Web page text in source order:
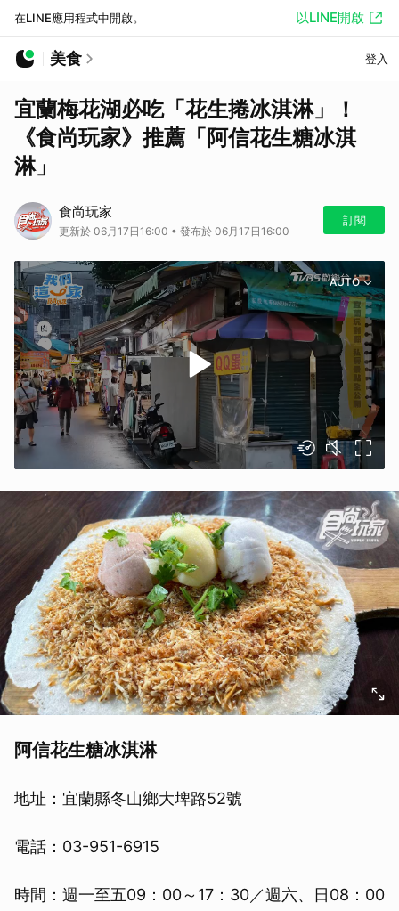
在LINE應用程式中開啟。 以LINE開啟
美食 登入
宜蘭梅花湖必吃「花生捲冰淇淋」！
《食尚玩家》推薦「阿信花生糖冰淇
淋」
食尚玩家
更新於 06月17日16:00 • 發布於 06月17日16:00
訂閱
AUTO
阿信花生糖冰淇淋
地址：宜蘭縣冬山鄉大埤路52號
電話：03-951-6915
時間：週一至五09：00～17：30／週六、日08：00